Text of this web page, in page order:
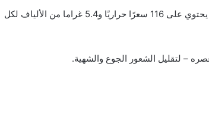
إن التفاح منخفض السعرات الحرارية وغني بالألياف، حيث يحتوي على 116 سعرًا حراريًا و5.4 غراما من الألياف لكل
– لتقليل الشعور الجوع والشهية.